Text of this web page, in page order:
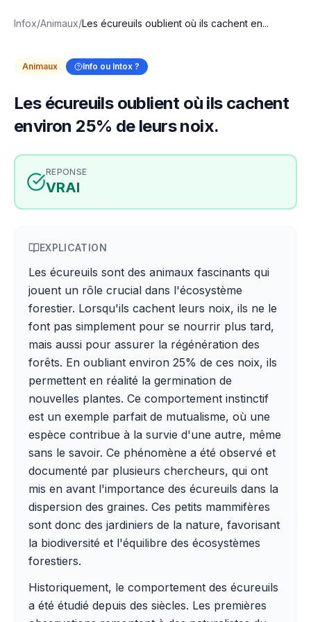
Infox/Animaux/Les écureuils oublient où ils cachent en...
Animaux Info ou Intox ?
Les écureuils oublient où ils cachent
environ 25% de leurs noix.
REPONSE
VRAI
EXPLICATION
Les écureuils sont des animaux fascinants qui
jouent un rôle crucial dans l'écosystème
forestier. Lorsqu'ils cachent leurs noix, ils ne le
font pas simplement pour se nourrir plus tard,
mais aussi pour assurer la régénération des
forêts. En oubliant environ 25% de ces noix, ils
permettent en réalité la germination de
nouvelles plantes. Ce comportement instinctif
est un exemple parfait de mutualisme, où une
espèce contribue à la survie d'une autre, même
sans le savoir. Ce phénomène a été observé et
documenté par plusieurs chercheurs, qui ont
mis en avant l'importance des écureuils dans la
dispersion des graines. Ces petits mammifères
sont donc des jardiniers de la nature, favorisant
la biodiversité et l'équilibre des écosystèmes
forestiers.
Historiquement, le comportement des écureuils
a été étudié depuis des siècles. Les premières